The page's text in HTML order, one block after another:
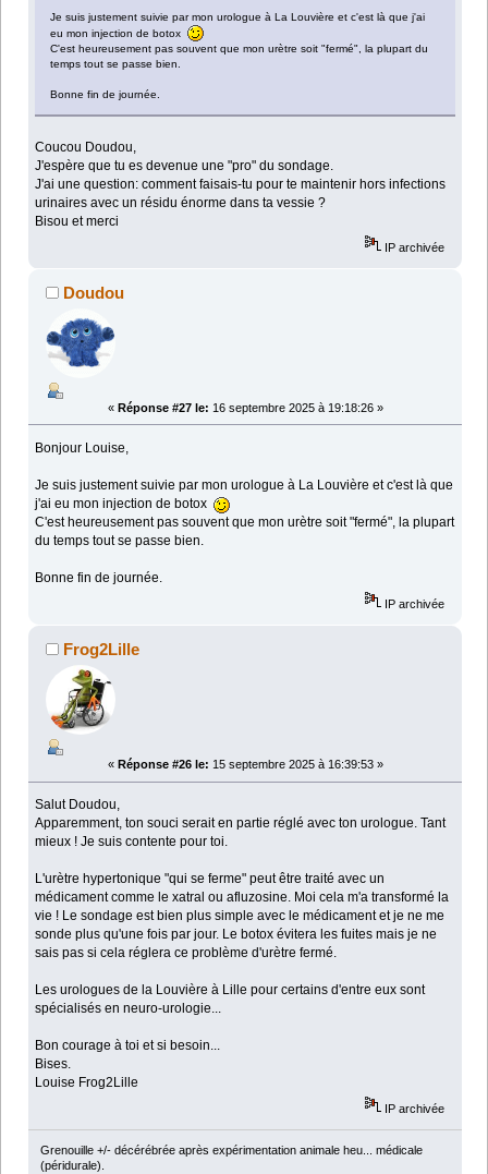
Je suis justement suivie par mon urologue à La Louvière et c'est là que j'ai
eu mon injection de botox
C'est heureusement pas souvent que mon urètre soit "fermé", la plupart du
temps tout se passe bien.
Bonne fin de journée.
Coucou Doudou,
J'espère que tu es devenue une "pro" du sondage.
J'ai une question: comment faisais-tu pour te maintenir hors infections
urinaires avec un résidu énorme dans ta vessie ?
Bisou et merci
IP archivée
Doudou
« Réponse #27 le: 16 septembre 2025 à 19:18:26 »
Bonjour Louise,
Je suis justement suivie par mon urologue à La Louvière et c'est là que
j'ai eu mon injection de botox
C'est heureusement pas souvent que mon urètre soit "fermé", la plupart
du temps tout se passe bien.
Bonne fin de journée.
IP archivée
Frog2Lille
« Réponse #26 le: 15 septembre 2025 à 16:39:53 »
Salut Doudou,
Apparemment, ton souci serait en partie réglé avec ton urologue. Tant
mieux ! Je suis contente pour toi.
L'urètre hypertonique "qui se ferme" peut être traité avec un
médicament comme le xatral ou afluzosine. Moi cela m'a transformé la
vie ! Le sondage est bien plus simple avec le médicament et je ne me
sonde plus qu'une fois par jour. Le botox évitera les fuites mais je ne
sais pas si cela réglera ce problème d'urètre fermé.
Les urologues de la Louvière à Lille pour certains d'entre eux sont
spécialisés en neuro-urologie...
Bon courage à toi et si besoin...
Bises.
Louise Frog2Lille
IP archivée
Grenouille +/- décérébrée après expérimentation animale heu... médicale
(péridurale).